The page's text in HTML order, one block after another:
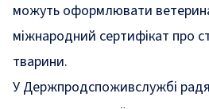
можуть оформлювати
міжнародний сертифікат про
тварини.
У Держпродспоживслужбі